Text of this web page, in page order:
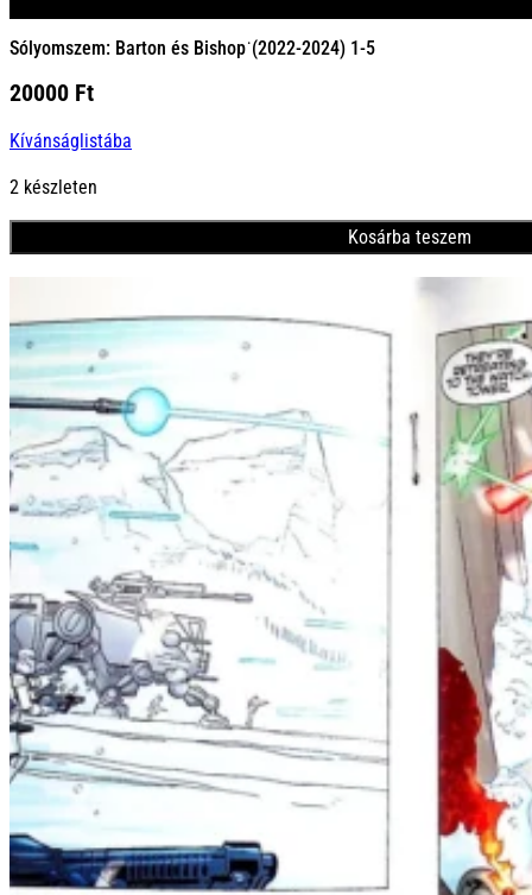
Sólyomszem: Barton és Bishop˙(2022-2024) 1-5
20000 Ft
Kívánságlistába
2 készleten
Kosárba teszem